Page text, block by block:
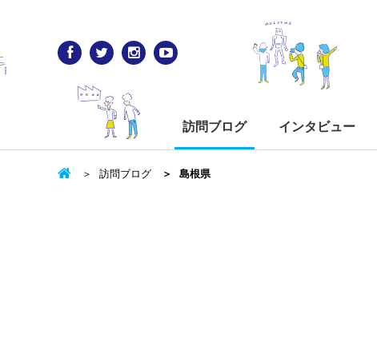
訪問ブログ インタビュー
訪問ブログ 島根県